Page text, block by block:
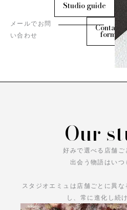
Studio guide
メールでお問
い合わせ
Contact
form
Our
好みで選べる店舗ご
出会う物語はいつ
スタジオエミュは店舗ごとに異
し、常に進化し続